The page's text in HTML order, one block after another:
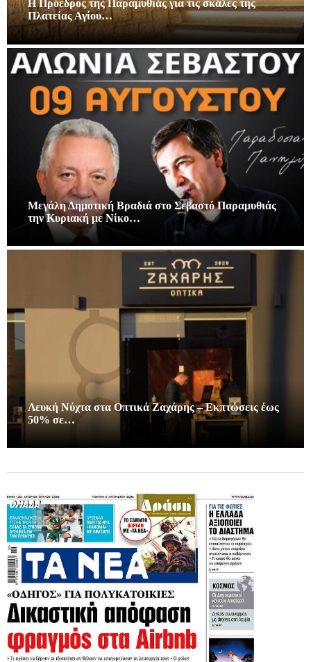
Η Πρόεδρος της Παραμυθιάς για τις σκάλες της
Πλατείας Αγίου…
Μεγάλη Δημοτική Βραδιά στο Σεβαστό Παραμυθιάς
την Κυριακή με Νίκο…
Λευκή Νύχτα στα Οπτικά Ζαχάρης – Εκπτώσεις έως
50% σε…